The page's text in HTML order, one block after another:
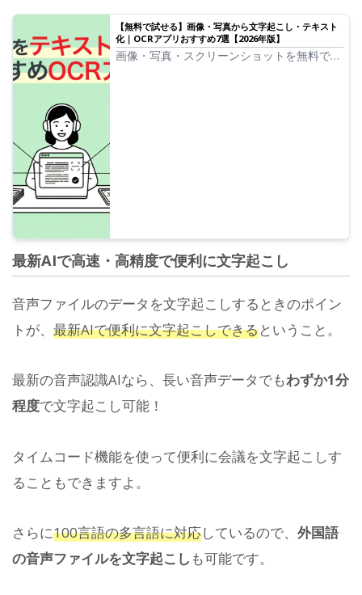
【無料で試せる】画像・写真から文字起こし・テキスト
化｜OCRアプリおすすめ7選【2026年版】
画像・写真・スクリーンショットを無料で
最新AIで高速・高精度で便利に文字起こし
音声ファイルのデータを文字起こしするときのポイン
トが、 最新AIで便利に文字起こしできるということ。
最新の音声認識AIなら、長い音声データでもわずか1分
程度で文字起こし可能！
タイムコード機能を使って便利に会議を文字起こしす
ることもできますよ。
さらに100言語の多言語に対応しているので、 外国語
の音声ファイルを文字起こし も可能です。